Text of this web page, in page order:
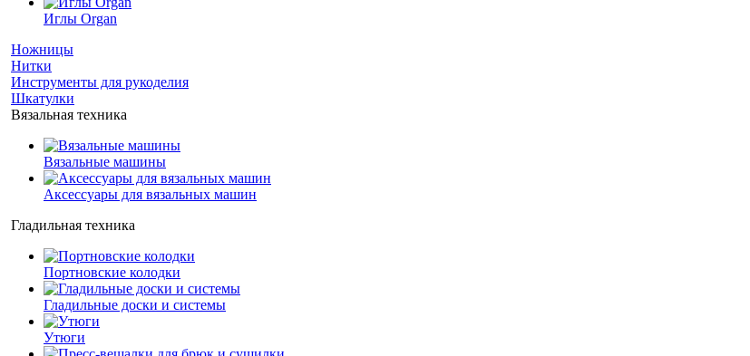
Иглы Organ
Ножницы
Нитки
Инструменты для рукоделия
Шкатулки
Вязальная техника
Вязальные машины
Аксессуары для вязальных машин
Гладильная техника
Портновские колодки
Гладильные доски и системы
Утюги